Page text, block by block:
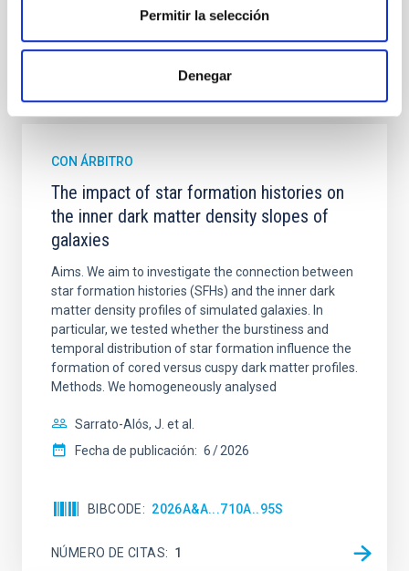
Permitir la selección
Denegar
Ondas gravitacionales
Te puede interesar
CON ÁRBITRO
The impact of star formation histories on
the inner dark matter density slopes of
galaxies
Aims. We aim to investigate the connection between
star formation histories (SFHs) and the inner dark
matter density profiles of simulated galaxies. In
particular, we tested whether the burstiness and
temporal distribution of star formation influence the
formation of cored versus cuspy dark matter profiles.
Methods. We homogeneously analysed
Sarrato-Alós, J. et al.
Fecha de publicación: 6 2026
BIBCODE 2026A&A...710A..95S
NÚMERO DE CITAS 1